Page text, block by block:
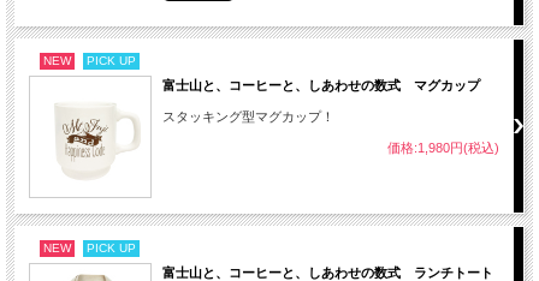
NEW PICK UP
富士山と、コーヒーと、しあわせの数式 マグカップ
スタッキング型マグカップ！
価格:1,980円(税込)
NEW PICK UP
富士山と、コーヒーと、しあわせの数式 ランチトート